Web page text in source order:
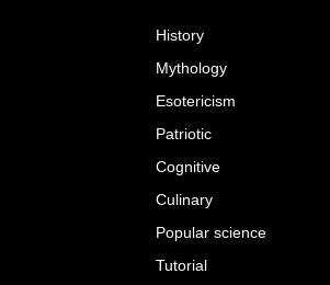
History
Mythology
Esotericism
Patriotic
Cognitive
Culinary
Popular science
Tutorial